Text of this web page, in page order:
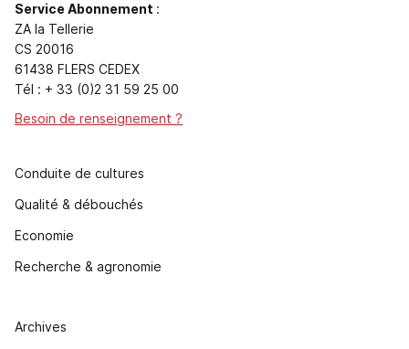
Service Abonnement :
ZA la Tellerie
CS 20016
61438 FLERS CEDEX
Tél : + 33 (0)2 31 59 25 00
Besoin de renseignement ?
Conduite de cultures
Qualité & débouchés
Economie
Recherche & agronomie
Archives